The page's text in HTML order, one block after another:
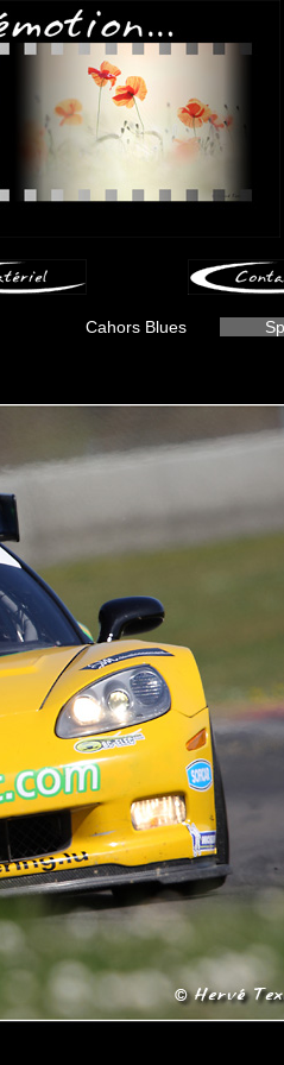
Cahors Blues